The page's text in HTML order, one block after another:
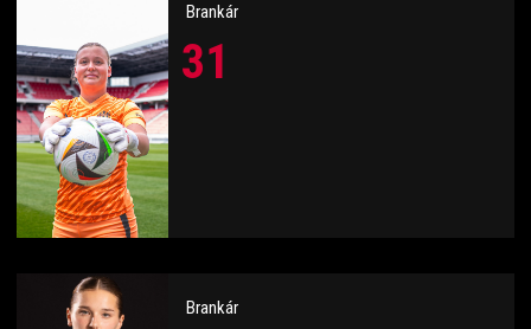
Brankár
31
Brankár